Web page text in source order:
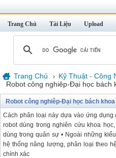
Trang Chủ Tài Liệu Upload
Trang Chủ › Kỹ Thuật - Công
Robot công nghiêp-Đại học bách
Robot công nghiêp-Đại học bách khoa
Cách phân loại này dựa vào ứng dụng
robot dùng trong nghiên cứu khoa
dùng trong quân sự • Ngoài những
hệ thống năng lượng, phân loại theo
chính xác